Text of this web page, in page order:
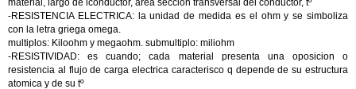
material, largo de lconductor, area seccion transversal del conductor, tº
-RESISTENCIA ELECTRICA: la unidad de medida es el ohm y se simboliza
con la letra griega omega.
multiplos: Kiloohm y megaohm. submultiplo: miliohm
-RESISTIVIDAD: es cuando; cada material presenta una oposicion o
resistencia al flujo de carga electrica caracterisco q depende de su estructura
atomica y de su tº